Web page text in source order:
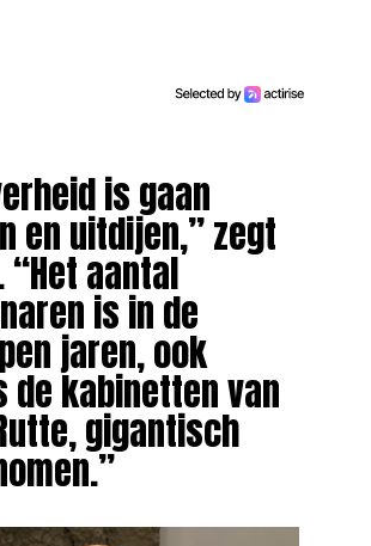
is gaan
en uitdijen,” zegt
“Het aantal
is in de
jaren, ook
de kabinetten van
gigantisch